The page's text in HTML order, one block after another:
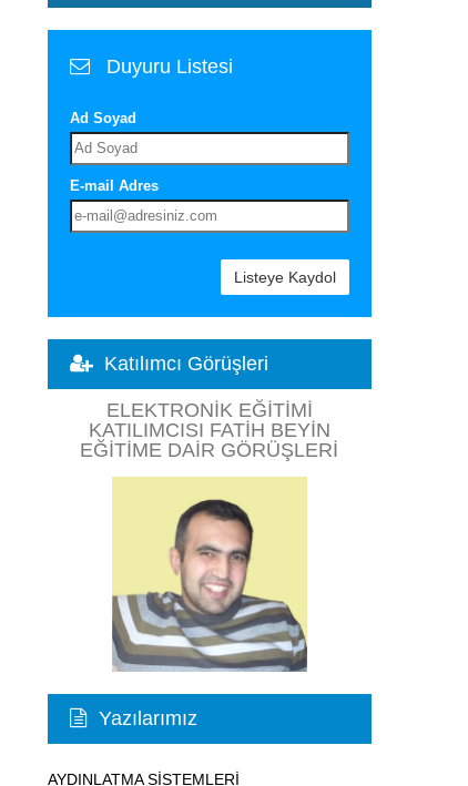
Duyuru Listesi
Ad Soyad
E-mail Adres
Listeye Kaydol
Katılımcı Görüşleri
ELEKTRONIK EĞITIMI
KATILIMCISI FATIH BEYIN
EĞITIME DAIR GÖRÜŞLERI
Yazılarımız
AYDINLATMA SİSTEMLERİ